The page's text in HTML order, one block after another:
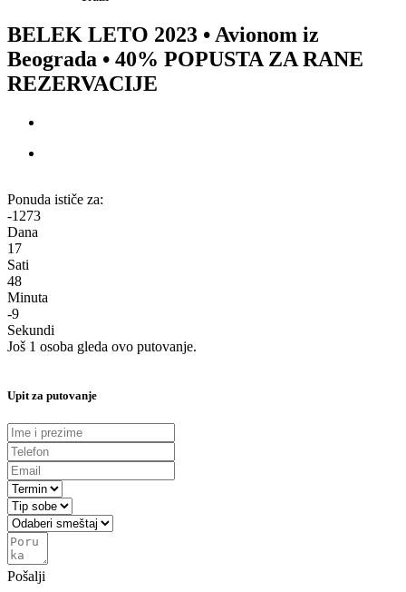
BELEK LETO 2023 • Avionom iz
Beograda • 40% POPUSTA ZA RANE
REZERVACIJE
Ponuda ističe za:
-1273
Dana
17
Sati
48
Minuta
-9
Sekundi
Još 1 osoba gleda ovo putovanje.
Upit za putovanje
Pošalji